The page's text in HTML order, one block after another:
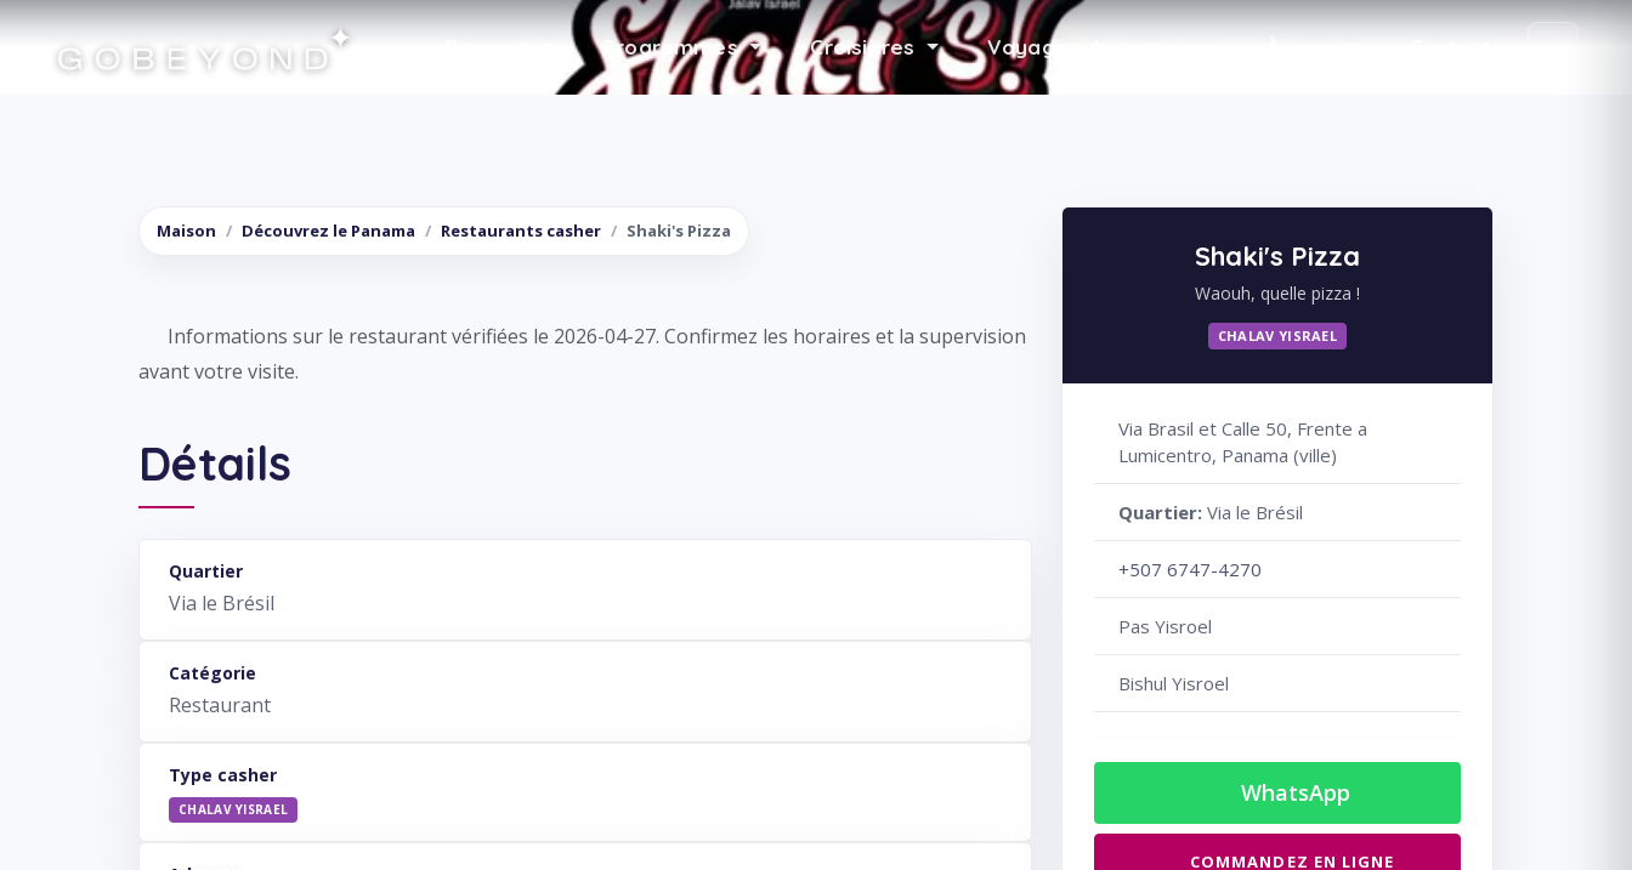
Programmes Croisières Voyages de groupe
Maison Découvrez le Panama Restaurants casher Shaki's Pizza
Informations sur le restaurant vérifiées le 2026-04-27. Confirmez les horaires et la supervision
avant votre visite.
Détails
Quartier
Via le Brésil
Catégorie
Restaurant
Type casher
CHALAV YISRAEL
Shaki's Pizza
Waouh, quelle pizza !
CHALAV YISRAEL
Via Brasil et Calle 50, Frente a
Lumicentro, Panama (ville)
Quartier: Via le Brésil
+507 6747-4270
Pas Yisroel
Bishul Yisroel
WhatsApp
COMMANDEZ EN LIGNE